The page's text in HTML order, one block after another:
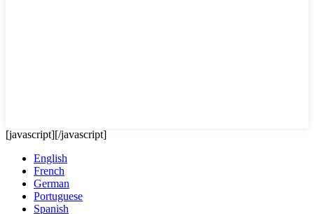
[javascript][/javascript]
English
French
German
Portuguese
Spanish